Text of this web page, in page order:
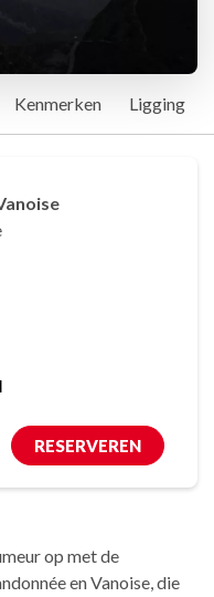
Kenmerken Ligging
RESERVEREN
op met de
en Vanoise, die